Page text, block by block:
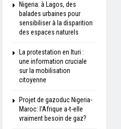
Nigeria: à Lagos, des
balades urbaines pour
sensibiliser à la disparition
des espaces naturels
La protestation en Ituri :
une information cruciale
sur la mobilisation
citoyenne
Projet de gazoduc Nigeria-
Maroc: l'Afrique a-t-elle
vraiment besoin de gaz?